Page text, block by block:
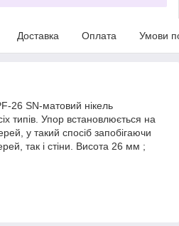
Доставка Оплата Умови
26 SN-матовий нікель
типів. Упор встановлюється на
у такий спосіб запобігаючи
так і стіни. Висота 26 мм ;